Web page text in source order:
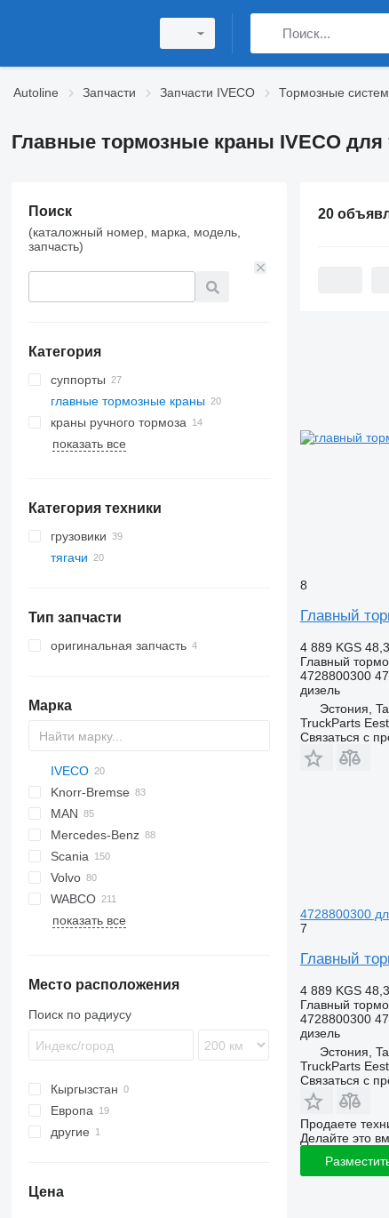
Autoline Запчасти Запчасти IVECO Тормозные
Главные тормозные краны IVECO для
Поиск
(каталожный номер, марка, модель,
запчасть)
Категория
суппорты
главные тормозные краны
краны ручного тормоза
показать все
Категория техники
грузовики
тягачи
Тип запчасти
оригинальная запчасть
Марка
CF
LF
XF
XG
IVECO
EuroCargo
S-Way
Stralis
Trakker
Knorr-Bremse
MAN
F90
L2000
TGA
TGL
TGM
Mercedes-Benz
Actros
Antos
Arocs
Atego
G-series
K-series
Kerax
Magnum
Scania
G-series
K-series
P-series
Volvo
FH
FL
VNL
WABCO
показать все
Место расположения
Поиск по радиусу
Кыргызстан
Европа
Эстония
другие
Цена
20
8
Главный
4 889 KGS
Главный
4728800300
дизель
Эстония,
TruckParts
Связаться с
4728800300
7
Главный
4 889 KGS
Главный
4728800300
дизель
Эстония,
TruckParts
Связаться с
Продаете
Делайте это